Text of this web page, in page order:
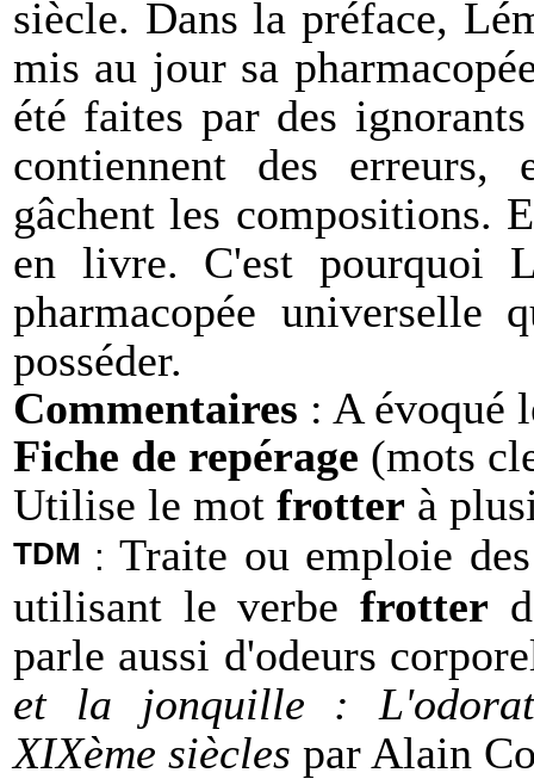
siècle. Dans la préface,
mis au jour sa
été faites par des
contiennent des
gâchent les compositions.
en livre. C'est pourquoi
pharmacopée universelle
posséder.
Commentaires : A évoqué
Fiche de repérage (mots
Utilise le mot frotter à
TDM :Traite ou emploie
utilisant le verbe frotter
parle aussi d'odeurs
et la jonquille :
XIXème siècles par Alain